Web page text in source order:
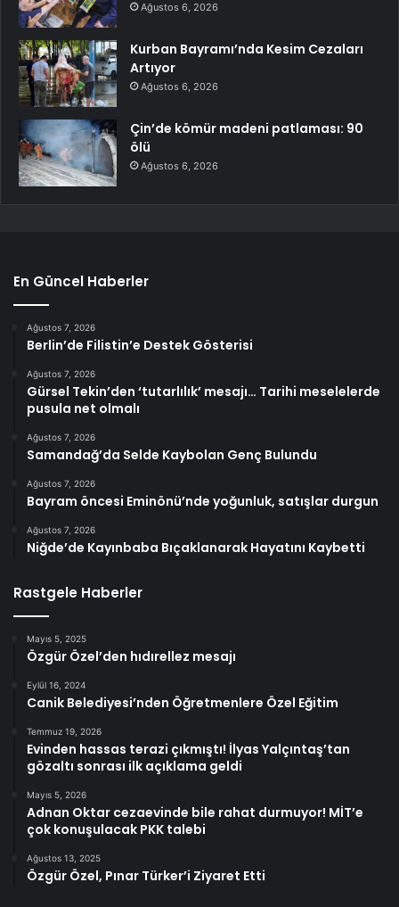
Ağustos 6, 2026
Kurban Bayramı’nda Kesim Cezaları
Artıyor
Ağustos 6, 2026
Çin’de kömür madeni patlaması: 90
ölü
Ağustos 6, 2026
En Güncel Haberler
Ağustos 7, 2026
Berlin’de Filistin’e Destek Gösterisi
Ağustos 7, 2026
Gürsel Tekin’den ‘tutarlılık’ mesajı… Tarihi meselelerde
pusula net olmalı
Ağustos 7, 2026
Samandağ’da Selde Kaybolan Genç Bulundu
Ağustos 7, 2026
Bayram öncesi Eminönü’nde yoğunluk, satışlar durgun
Ağustos 7, 2026
Niğde’de Kayınbaba Bıçaklanarak Hayatını Kaybetti
Rastgele Haberler
Mayıs 5, 2025
Özgür Özel’den hıdırellez mesajı
Eylül 16, 2024
Canik Belediyesi’nden Öğretmenlere Özel Eğitim
Temmuz 19, 2026
Evinden hassas terazi çıkmıştı! İlyas Yalçıntaş’tan
gözaltı sonrası ilk açıklama geldi
Mayıs 5, 2026
Adnan Oktar cezaevinde bile rahat durmuyor! MİT’e
çok konuşulacak PKK talebi
Ağustos 13, 2025
Özgür Özel, Pınar Türker’i Ziyaret Etti